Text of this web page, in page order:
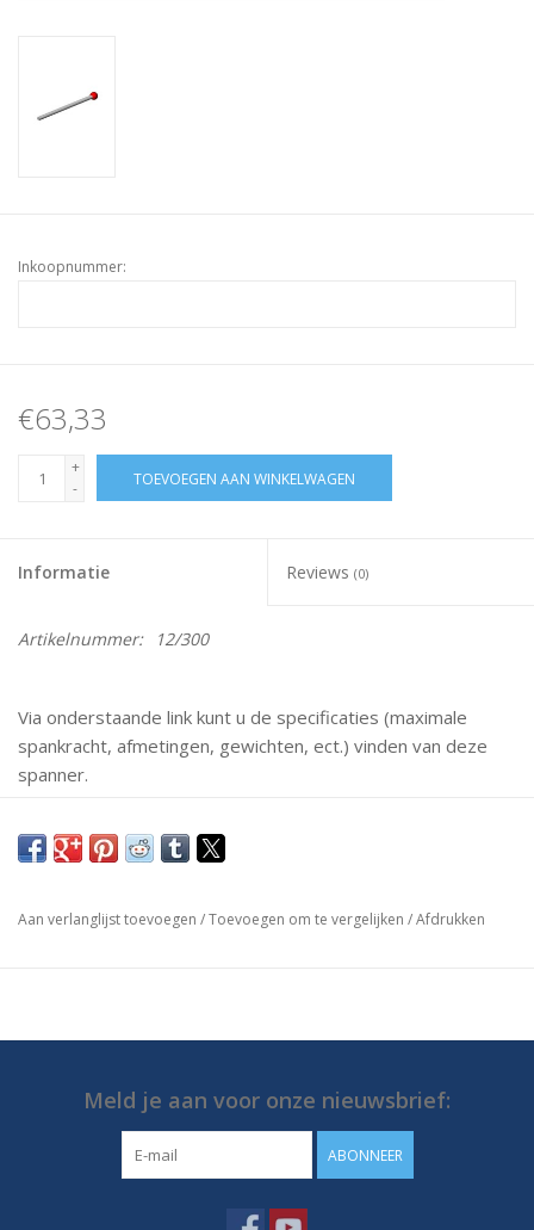
Inkoopnummer:
€63,33
+
-
TOEVOEGEN AAN WINKELWAGEN
Informatie Reviews (0)
Artikelnummer: 12/300
Via onderstaande link kunt u de specificaties (maximale
spankracht, afmetingen, gewichten, ect.) vinden van deze
spanner.
Mochten er vragen zijn neem dan gerust contact met ons
op.
https://media.destaco.com/assetbank-
Aan verlanglijst toevoegen /Toevoegen om te vergelijken /Afdrukken
Meld je aan voor onze nieuwsbrief:
ABONNEER